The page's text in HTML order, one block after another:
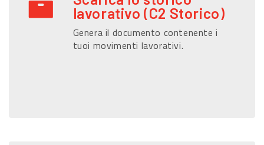
lavorativo (C2 Storico)
Genera il documento contenente i
tuoi movimenti lavorativi.